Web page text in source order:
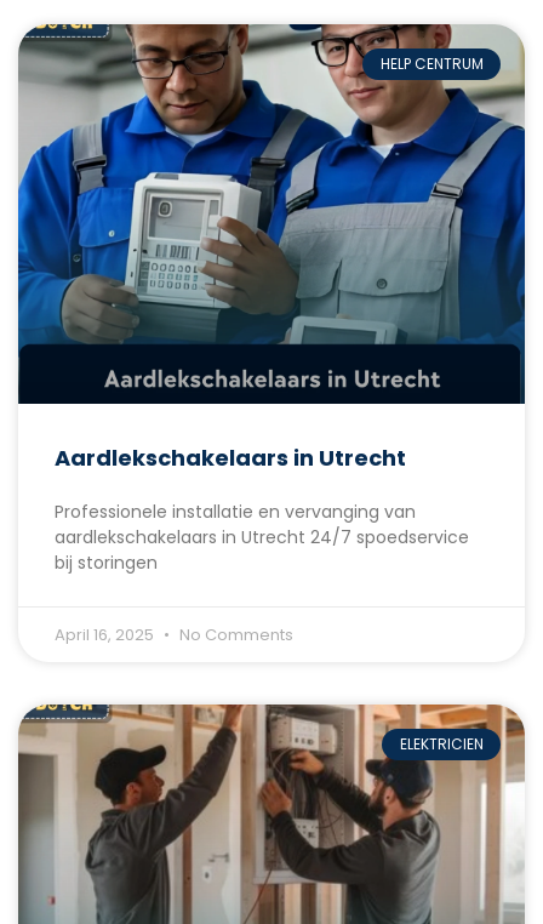
HELP CENTRUM
Aardlekschakelaars in Utrecht
Professionele installatie en vervanging van
aardlekschakelaars in Utrecht 24/7 spoedservice
bij storingen
April 16, 2025 No Comments
ELEKTRICIEN